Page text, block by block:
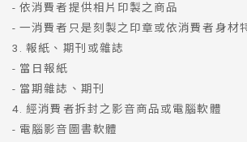
- 依消費者提供相片印製之商品
- 一消費者只是刻製之印章或依消費者身材
3. 報紙、期刊或雜誌
- 當日報紙
- 當期雜誌、期刊
4. 經消費者拆封之影音商品或電腦軟體
- 電腦影音圖書軟體